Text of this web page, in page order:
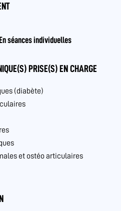
séances individuelles
PRISE(S) EN CHARGE
(diabète)
et ostéo articulaires